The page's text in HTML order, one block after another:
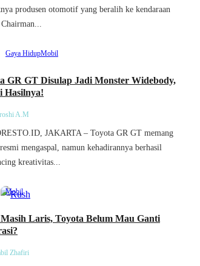
produsen otomotif yang beralih ke kendaraan
Gaya HidupMobil
GR GT Disulap Jadi Monster Widebody,
Hasilnya!
A.M
JAKARTA – Toyota GR GT memang
mengaspal, namun kehadirannya berhasil
kreativitas...
Mobil
Laris, Toyota Belum Mau Ganti
Zhafiri